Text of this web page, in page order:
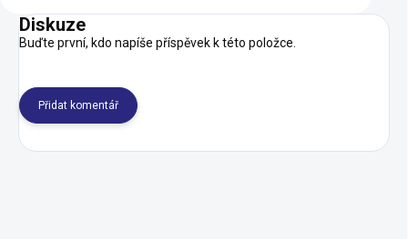
Diskuze
Buďte první, kdo napíše příspěvek k této položce.
Přidat komentář